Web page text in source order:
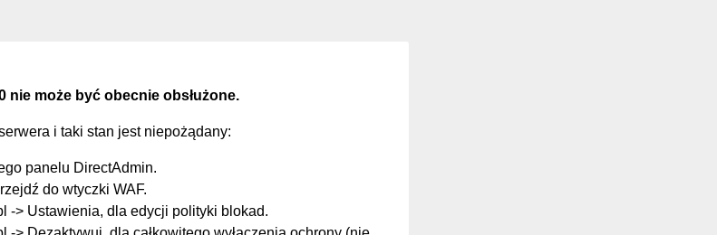
nie może być obecnie obsłużone.
i taki stan jest niepożądany:
panelu DirectAdmin.
do wtyczki WAF.
-> Ustawienia, dla edycji polityki blokad.